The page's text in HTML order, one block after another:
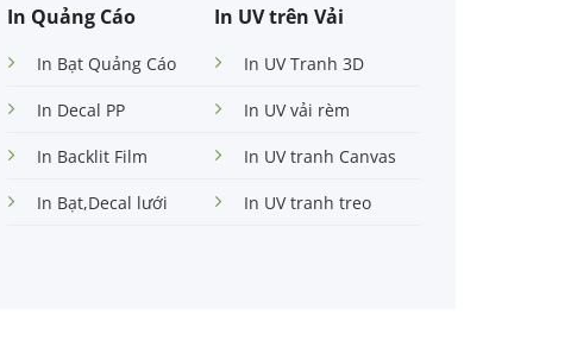
In Quảng Cáo
In Bạt Quảng Cáo
In Decal PP
In Backlit Film
In Bạt,Decal lưới
In UV trên Vải
In UV Tranh 3D
In UV vải rèm
In UV tranh Canvas
In UV tranh treo